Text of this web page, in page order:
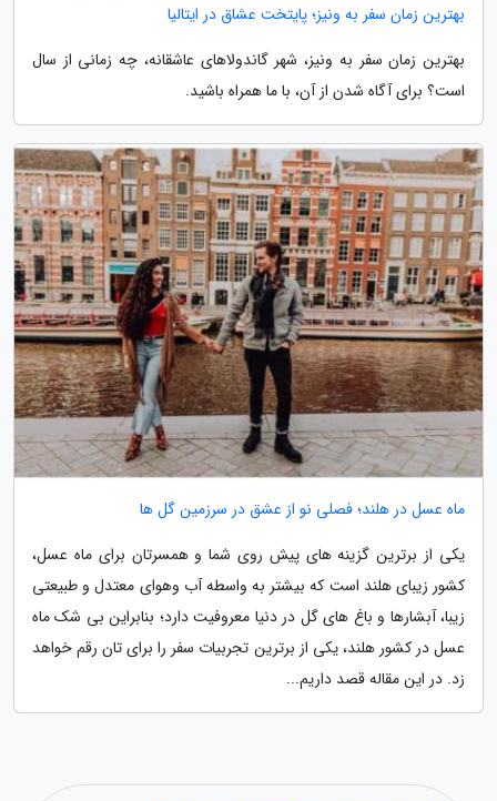
بهترین زمان سفر به ونیز؛ پایتخت عشاق در ایتالیا
بهترین زمان سفر به ونیز، شهر گاندولاهای عاشقانه، چه زمانی از سال
است؟ برای آگاه شدن از آن، با ما همراه باشید.
ماه عسل در هلند؛ فصلی نو از عشق در سرزمین گل ها
یکی از برترین گزینه های پیش روی شما و همسرتان برای ماه عسل،
کشور زیبای هلند است که بیشتر به واسطه آب وهوای معتدل و طبیعتی
زیبا، آبشارها و باغ های گل در دنیا معروفیت دارد؛ بنابراین بی شک ماه
عسل در کشور هلند، یکی از برترین تجربیات سفر را برای تان رقم خواهد
زد. در این مقاله قصد داریم...